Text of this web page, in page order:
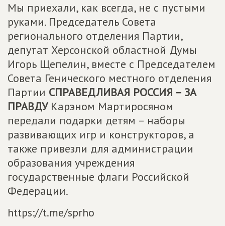
Мы приехали, как всегда, не с пустыми
руками. Председатель Совета
регионального отделения Партии,
депутат Херсонской областной Думы
Игорь Щепелин, вместе с Председателем
Совета Генического местного отделения
Партии СПРАВЕДЛИВАЯ РОССИЯ – ЗА
ПРАВДУКарэном Мартиросяном
передали подарки детям – наборы
развивающих игр и конструкторов, а
также привезли для администрации
образования учреждения
государственные флаги Российской
Федерации.
https://t.me/sprho